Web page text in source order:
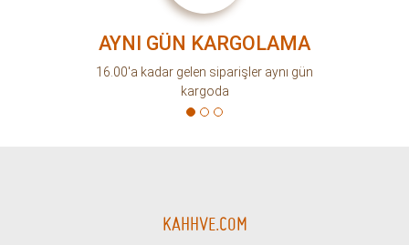
AYNI GÜN KARGOLAMA
16.00'a kadar gelen siparişler aynı gün
kargoda
KAHHVE.COM